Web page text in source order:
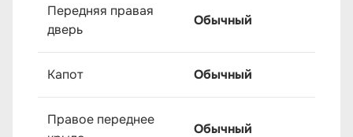
Передняя правая
дверь
Обычный
Капот Обычный
Правое переднее
Обычный